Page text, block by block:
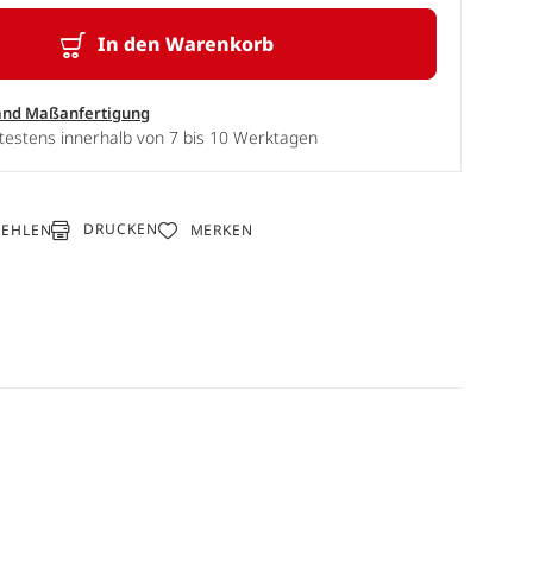
In den Warenkorb
Maßanfertigung
innerhalb von 7 bis 10 Werktagen
DRUCKEN MERKEN